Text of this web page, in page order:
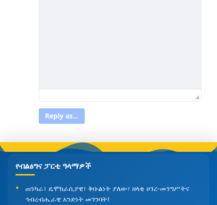
Reply as...
የብልፅግና ፓርቲ ዓላማዎች
ጠንካራ፣ ዴሞክራሲያዊ፣ ቅቡልነት ያለው፣ ዘላቂ ሀገረ-መንግሥትና
ኅብረብሔራዊ አንድነት መገንባት፤